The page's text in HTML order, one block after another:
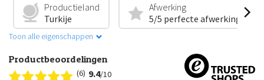
Productieland
Turkije
Afwerking
5/5 perfecte afwerking
Toon alle eigenschappen
Productbeoordelingen
(6) 9.4/10